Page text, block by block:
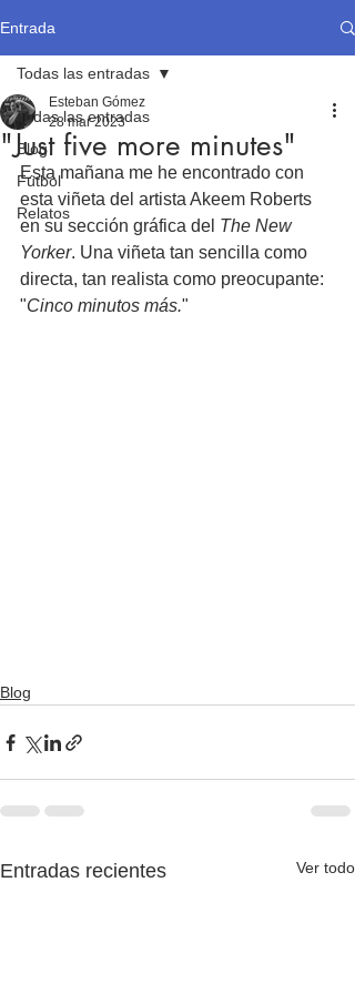
Entrada
Todas las entradas
Blog
Fútbol
Relatos
Todas las entradas
"Just five more minutes"
Esteban Gómez
28 mar 2023
Esta mañana me he encontrado con
esta viñeta del artista Akeem Roberts
en su sección gráfica del The New
Yorker. Una viñeta tan sencilla como
directa, tan realista como preocupante:
"Cinco minutos más."
Blog
Entradas recientes Ver todo